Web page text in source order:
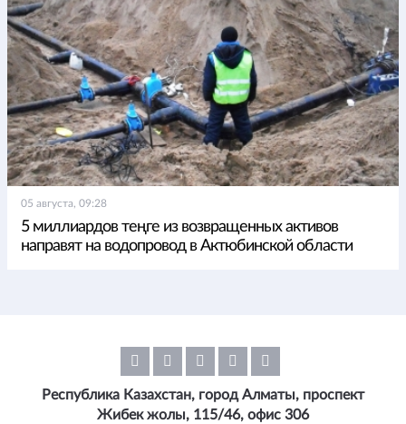
05 августа, 09:28
5 миллиардов теңге из возвращенных активов
направят на водопровод в Актюбинской области
Республика Казахстан, город Алматы, проспект
Жибек жолы, 115/46, офис 306